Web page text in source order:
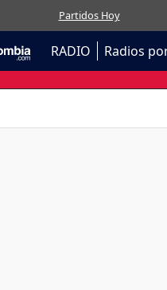
Partidos Hoy
RADIO Radios